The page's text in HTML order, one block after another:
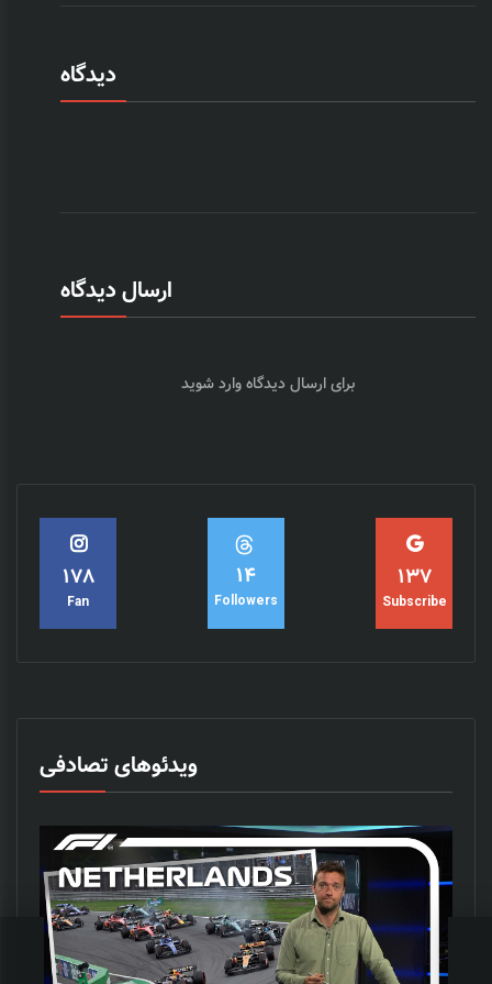
دیدگاه
ارسال دیدگاه
برای ارسال دیدگاهوارد شوید
182
Fan
15
Followers
140
Subscribe
ویدئوهای تصادفی